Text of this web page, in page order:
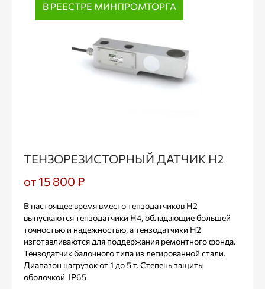
В РЕЕСТРЕ МИНПРОМТОРГА
ТЕНЗОРЕЗИСТОРНЫЙ ДАТЧИК Н2
от 15 800 ₽
В настоящее время вместо тензодатчиков Н2
выпускаются тензодатчики Н4, обладающие большей
точностью и надежностью, а тензодатчики Н2
изготавливаются для поддержания ремонтного фонда.
Тензодатчик балочного типа из легированной стали.
Диапазон нагрузок от 1 до 5 т. Степень защиты
оболочкой IP65